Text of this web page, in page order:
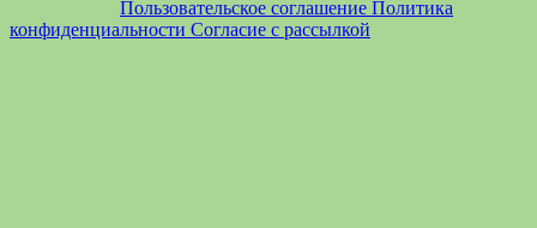
Пользовательское соглашение Политика
конфиденциальности Согласие с рассылкой